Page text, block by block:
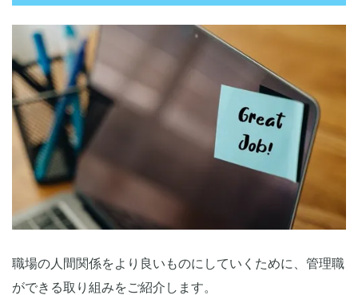
職場の人間関係をより良いものにしていくために、管理職
ができる取り組みをご紹介します。